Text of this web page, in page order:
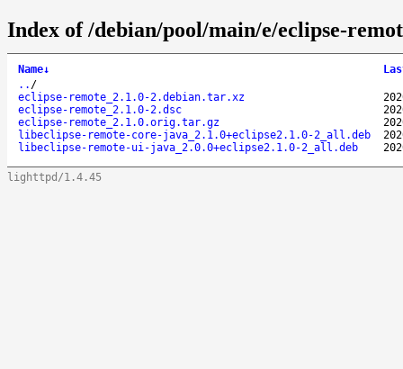
Index of /debian/pool/main/e/eclipse-
Name↓
.. /
eclipse-remote_2.1.0-2.debian.tar.xz
eclipse-remote_2.1.0-2.dsc
eclipse-remote_2.1.0.orig.tar.gz
libeclipse-remote-core-java_2.1.0+eclipse2.1.0-2_all.deb
libeclipse-remote-ui-java_2.0.0+eclipse2.1.0-2_all.deb
lighttpd/1.4.45